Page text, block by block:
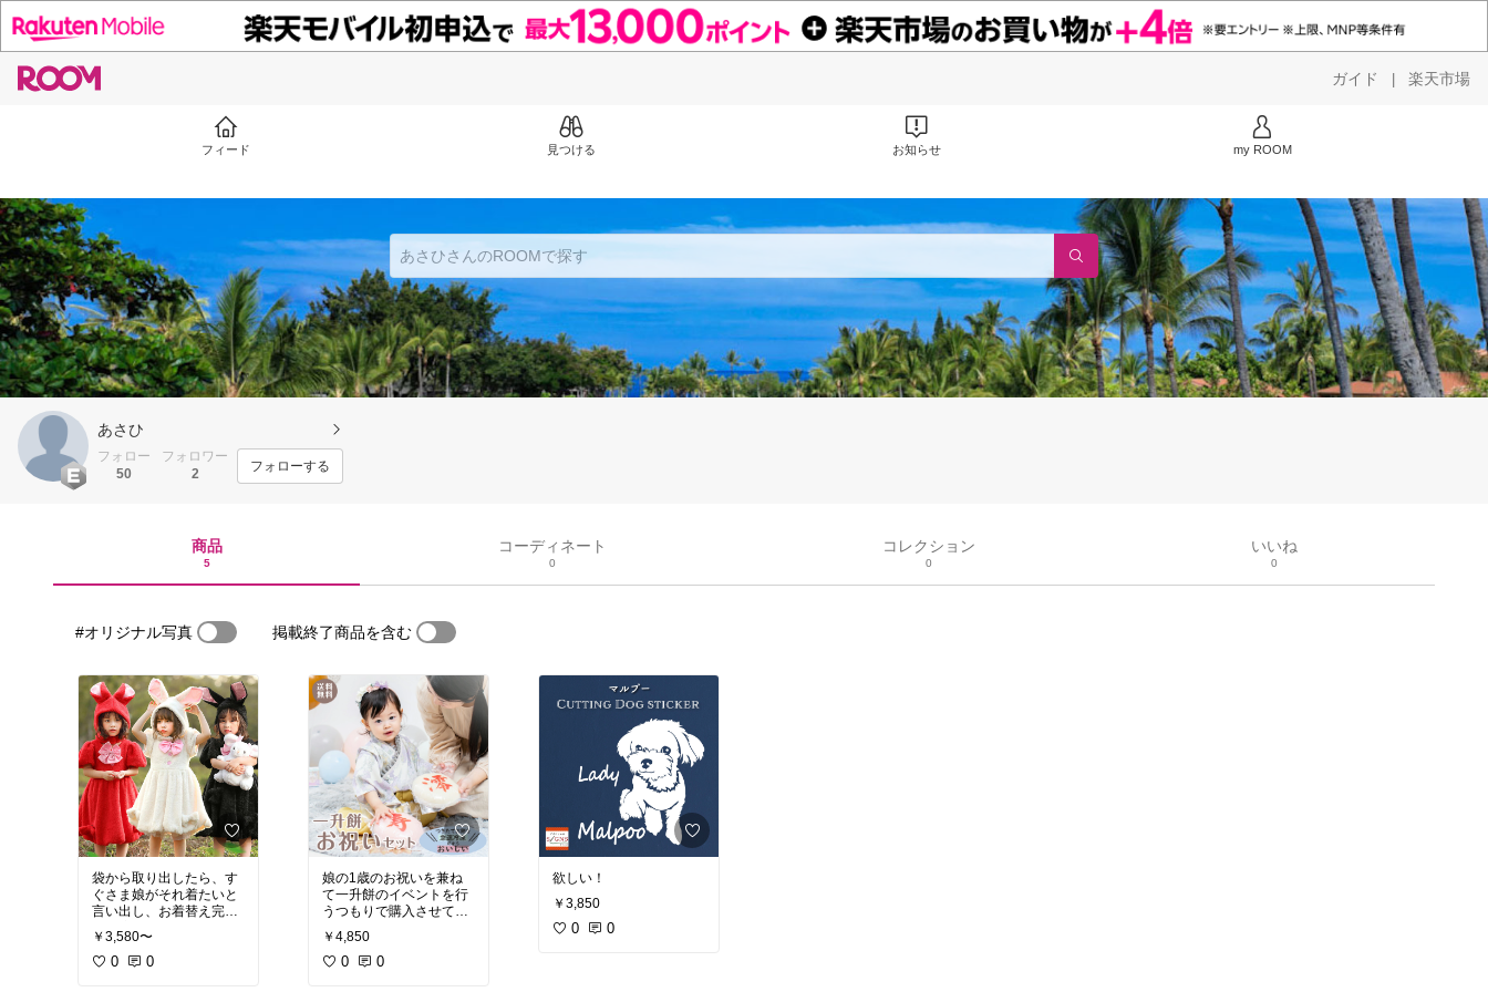
ガイド | 楽天市場
フィード 見つける お知らせ my ROOM
あさひ
フォロー
50
フォロワー
2
フォローする
商品
5
コーディネート
0
コレクション
0
いいね
0
#オリジナル写真 掲載終了商品を含む
袋から取り出したら、す
ぐさま娘がそれ着たいと
言い出し、お着替え完了
後何度も鏡を見て、ポー
ズを決めていました。と
ても可愛い愛娘を見れて
￥3,580〜
0 0
娘の1歳のお祝いを兼ね
て一升餅のイベントを行
うつもりで購入させて頂
きましたが、ヤマト運輸
の手違いで、到着予定に
なっても商品が届かず、
￥4,850
0 0
欲しい！
￥3,850
0 0